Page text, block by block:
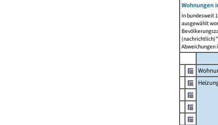
Wohnungen
In bundesweit
ausgewählt
Abweichungen